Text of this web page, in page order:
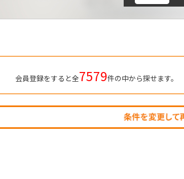
会員登録をすると全7579件の中から探せます。